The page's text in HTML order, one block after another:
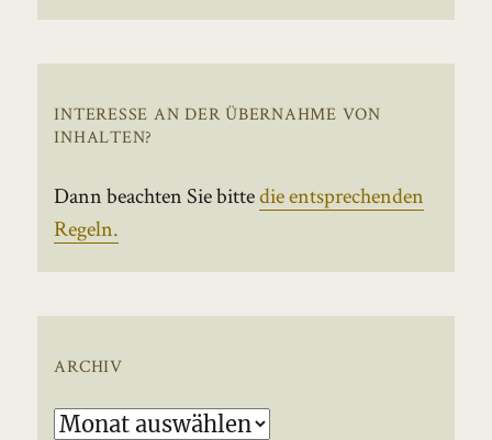
INTERESSE AN DER ÜBERNAHME VON
INHALTEN?
Dann beachten Sie bittedie entsprechenden
Regeln.
ARCHIV
Archiv